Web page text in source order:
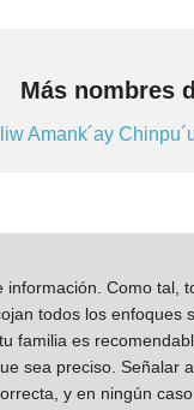
Más nombres
Amank´ay
información. Como
todos los
familia es
sea preciso. Señalar
y en ningún